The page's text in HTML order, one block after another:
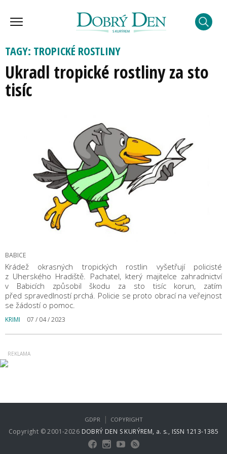
TAGY: TROPICKÉ ROSTLINY
Ukradl tropické rostliny za sto
tisíc
BABICE
Krádež okrasných tropických rostlin vyšetřují policisté
z Uherského Hradiště. Pachatel, který majitelce zahradnictví
v Babicích způsobil škodu za sto tisíc korun, zatím
před spravedlností prchá. Policie se proto obrací na veřejnost
se žádostí o pomoc.
KRIMI 07 / 04 / 2023
Copyright © 2001-2026 DOBRÝ DEN S KURÝREM, a. s., ISSN 1213-1385
GDPR | COPYRIGHT